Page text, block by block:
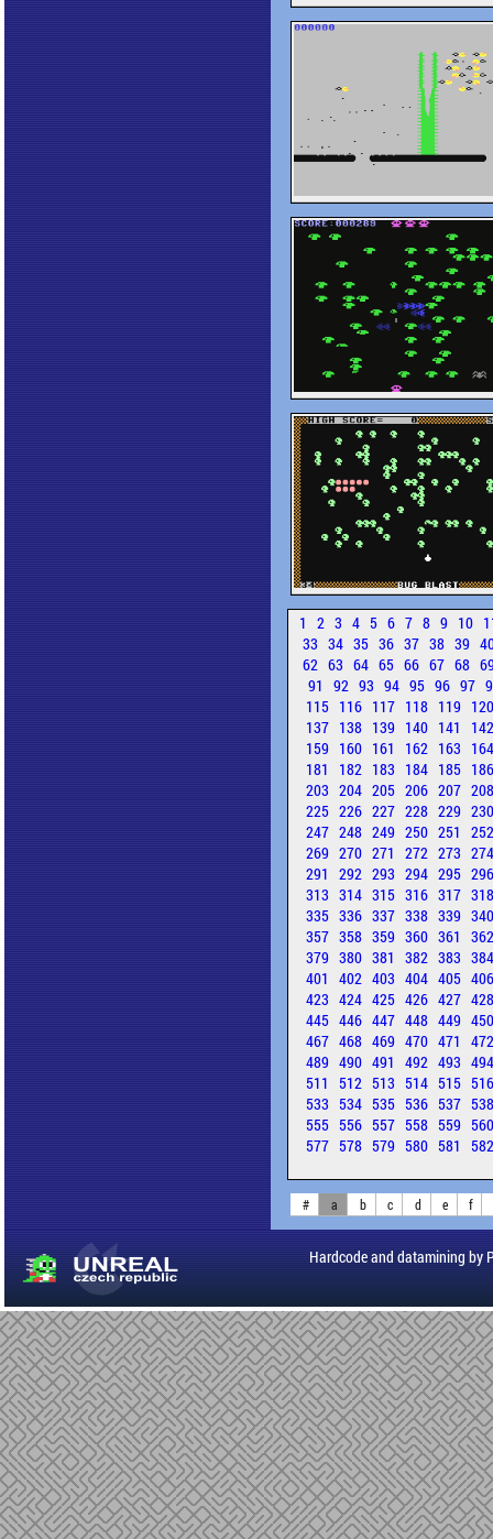
1 2 3 4 5 6 7 8 9 10
33 34 35 36 37 38 39
62 63 64 65 66 67 68
91 92 93 94 95 96 97
115 116 117 118 119
137 138 139 140 141
159 160 161 162 163
181
182 183 184 185
203 204 205 206 207
225 226 227 228 229
247 248 249 250 251
269 270 271 272 273
291 292 293 294 295
313 314 315 316 317
335 336 337 338 339
357 358 359 360 361
379 380 381 382 383
401 402 403 404 405
423 424 425 426 427
445 446 447 448 449
467 468 469 470 471
489 490 491 492 493
511 512 513 514 515
533 534 535 536 537
555 556 557 558 559
577 578 579 580 581
# a b c d e f
Hardcode and datamining by